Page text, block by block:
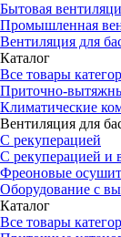
Бытовая
Промышленная
Вентиляция для
Каталог
Все товары
Приточно-
Климатические
Вентиляция для
С рекуперацией
С рекуперацией и
Фреоновые
Оборудование с
Каталог
Все товары